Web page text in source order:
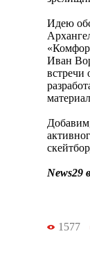
Идею
Иван
встречи
News29 в
1577